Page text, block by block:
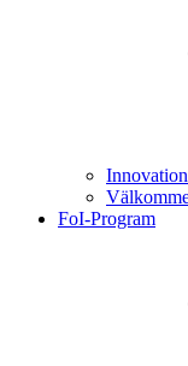
FoI-Program